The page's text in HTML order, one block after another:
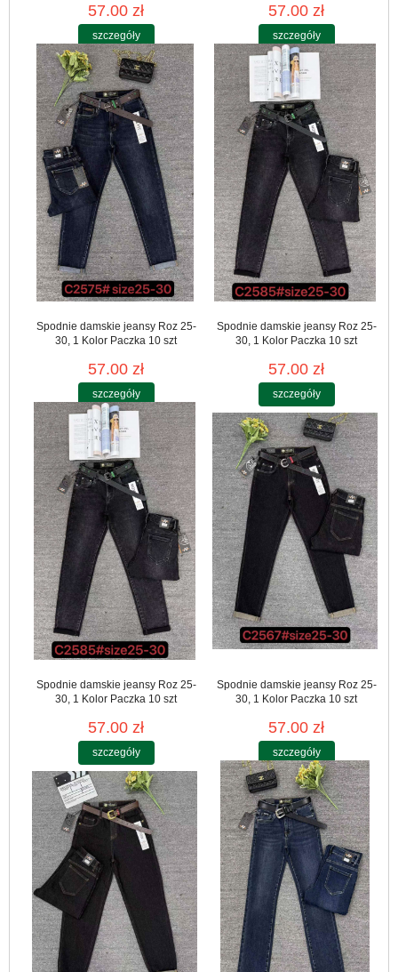
57.00 zł
szczegóły
57.00 zł
szczegóły
Spodnie damskie jeansy Roz 25-
30, 1 Kolor Paczka 10 szt
57.00 zł
szczegóły
Spodnie damskie jeansy Roz 25-
30, 1 Kolor Paczka 10 szt
57.00 zł
szczegóły
Spodnie damskie jeansy Roz 25-
30, 1 Kolor Paczka 10 szt
57.00 zł
szczegóły
Spodnie damskie jeansy Roz 25-
30, 1 Kolor Paczka 10 szt
57.00 zł
szczegóły